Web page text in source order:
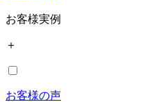
お客様実例
＋
お客様の声